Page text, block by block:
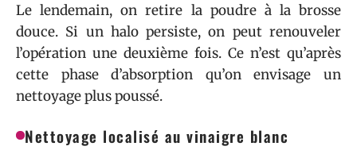
Le lendemain, on retire la poudre à la brosse
douce. Si un halo persiste, on peut renouveler
l’opération une deuxième fois. Ce n’est qu’après
cette phase d’absorption qu’on envisage un
nettoyage plus poussé.
Nettoyage localisé au vinaigre blanc